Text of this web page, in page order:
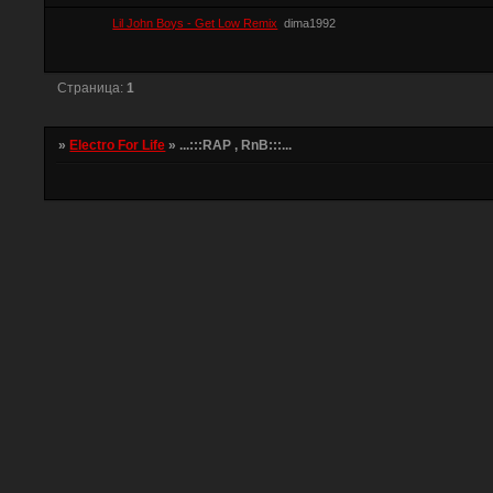
Lil John Boys - Get Low Remix dima1992
Страница: 1
» Electro For Life »...:::RAP , RnB:::...